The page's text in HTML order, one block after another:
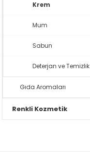
Krem
Mum
Sabun
Deterjan ve Temizlik
Gıda Aromaları
Renkli Kozmetik